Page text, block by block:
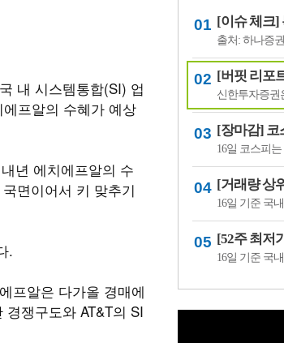
내 시스템통합(SI) 업
프알의 수혜가 예상
년 에치에프알의 수
면이어서 키 맞추기
.
프알은 다가올 경매에
쟁구도와 AT&T의 SI